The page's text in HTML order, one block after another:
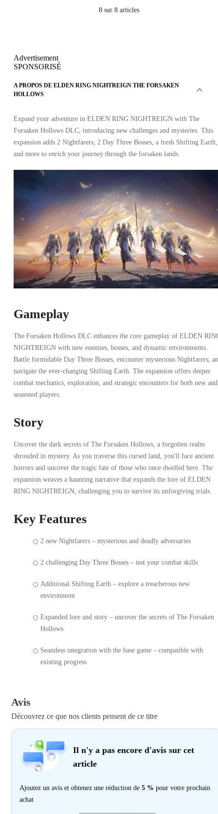
8 sur 8 articles
Advertisement
SPONSORISÉ
A PROPOS DE ELDEN RING NIGHTREIGN THE FORSAKEN
HOLLOWS
Expand your adventure in ELDEN RING NIGHTREIGN with The
Forsaken Hollows DLC, introducing new challenges and mysteries. This
expansion adds 2 Nightfarers, 2 Day Three Bosses, a fresh Shifting Earth,
and more to enrich your journey through the forsaken lands.
Gameplay
The Forsaken Hollows DLC enhances the core gameplay of ELDEN
NIGHTREIGN with new enemies, bosses, and dynamic environments.
Battle formidable Day Three Bosses, encounter mysterious Nightfarers,
navigate the ever-changing Shifting Earth. The expansion offers deeper
combat mechanics, exploration, and strategic encounters for both new and
seasoned players.
Story
Uncover the dark secrets of The Forsaken Hollows, a forgotten realm
shrouded in mystery. As you traverse this cursed land, you'll face ancient
horrors and uncover the tragic fate of those who once dwelled here. The
expansion weaves a haunting narrative that expands the lore of ELDEN
RING NIGHTREIGN, challenging you to survive its unforgiving trials.
Key Features
2 new Nightfarers – mysterious and deadly adversaries
2 challenging Day Three Bosses – test your combat skills
Additional Shifting Earth – explore a treacherous new
environment
Expanded lore and story – uncover the secrets of The Forsaken
Hollows
Seamless integration with the base game – compatible with
existing progress
Avis
Découvrez ce que nos clients pensent de ce titre
Il n'y a pas encore d'avis sur cet
article
Ajoutez un avis et obtenez une réduction de 5 % pour votre prochain
achat